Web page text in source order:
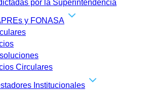
por la Superintendencia
y FONASA
Circulares
Institucionales